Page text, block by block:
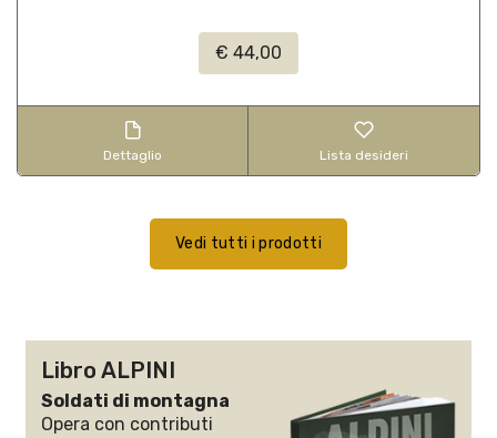
€ 44,00
Dettaglio Lista desideri
Vedi tutti i prodotti
Libro ALPINI
Soldati di montagna
Opera con contributi